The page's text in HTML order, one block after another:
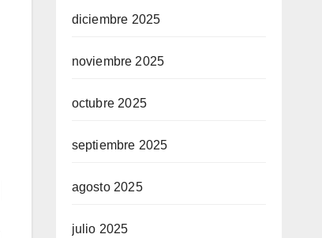
diciembre 2025
noviembre 2025
octubre 2025
septiembre 2025
agosto 2025
julio 2025